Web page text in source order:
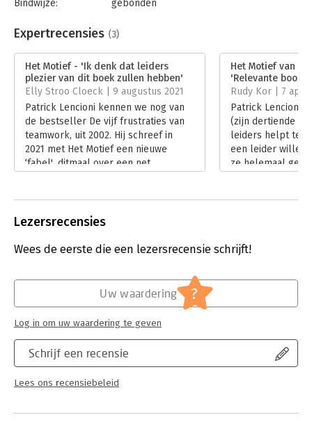
Bindwijze:
gebonden
Uitgever:
John Wiley & Sons
Hoofdrubriek:
Leiderschap
Expertrecensies (3)
Het Motief - 'Ik denk dat leiders
plezier van dit boek zullen hebben'
Elly Stroo Cloeck | 9 augustus 2021
Patrick Lencioni kennen we nog van
de bestseller De vijf frustraties van
teamwork, uit 2002. Hij schreef in
2021 met Het Motief een nieuwe
‘fabel', ditmaal over een net
Lees verder
Het Motief van
'Relevante
Rudy Kor | 7 april
Patrick Lencioni
(zijn dertiende
leiders helpt te
een leider willen
ze helemaal
Lezersrecensies
Wees de eerste die een lezersrecensie schrijft!
Schrijf een recensie
Lees ons recensiebeleid
Uw waardering ?
Log in om uw waardering te geven